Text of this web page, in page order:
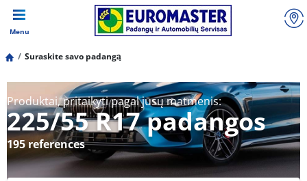
Menu
Suraskite savo padangą
Produktai, pritaikyti pagal jūsų matmenis:
225/55 R17 padangos
195 references